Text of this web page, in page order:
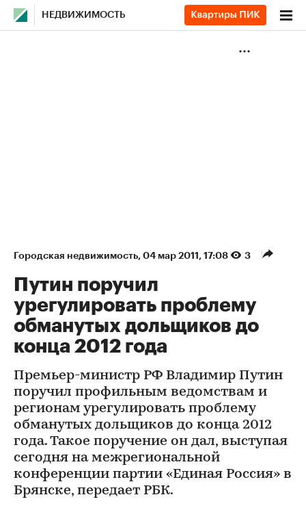
НЕДВИЖИМОСТЬ
Городская недвижимость⁠, 04 мар 2011, 17:08 3
Путин поручил
урегулировать проблему
обманутых дольщиков до
конца 2012 года
Премьер-министр РФ Владимир Путин
поручил профильным ведомствам и
регионам урегулировать проблему
обманутых дольщиков до конца 2012
года. Такое поручение он дал, выступая
сегодня на межрегиональной
конференции партии «Единая Россия» в
Брянске, передает РБК.